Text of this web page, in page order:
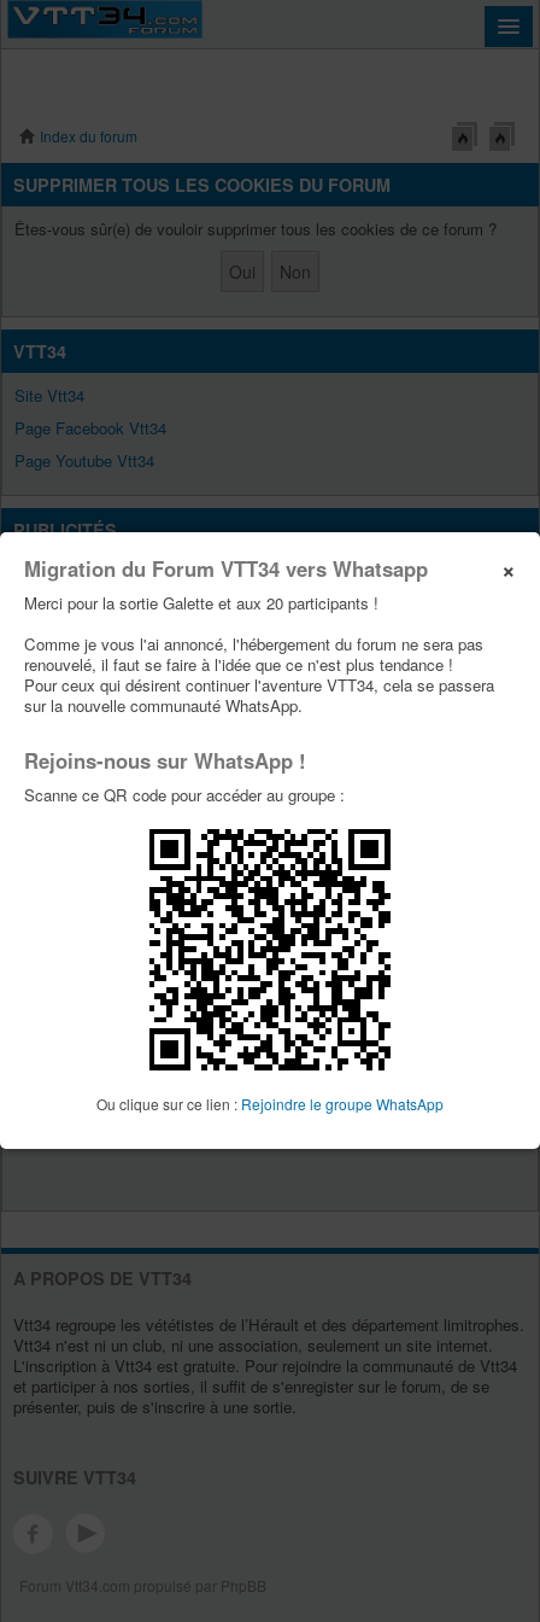
×
Migration du Forum VTT34 vers Whatsapp
Merci pour la sortie Galette et aux 20 participants !
Comme je vous l'ai annoncé, l'hébergement du forum ne sera pas
renouvelé, il faut se faire à l'idée que ce n'est plus tendance !
Pour ceux qui désirent continuer l'aventure VTT34, cela se passera
sur la nouvelle communauté WhatsApp.
Rejoins-nous sur WhatsApp !
Scanne ce QR code pour accéder au groupe :
Ou clique sur ce lien : Rejoindre le groupe WhatsApp
Index du forum
SUPPRIMER TOUS LES COOKIES DU FORUM
Êtes-vous sûr(e) de vouloir supprimer tous les cookies de ce forum ?
VTT34
Site Vtt34
Page Facebook Vtt34
Page Youtube Vtt34
PUBLICITÉS
A PROPOS DE VTT34
Vtt34 regroupe les vététistes de l’Hérault et des département limitrophes.
Vtt34 n'est ni un club, ni une association, seulement un site internet.
L'inscription à Vtt34 est gratuite. Pour rejoindre la communauté de Vtt34
et participer à nos sorties, il suffit de s'enregister sur le forum, de se
présenter, puis de s'inscrire à une sortie.
SUIVRE VTT34
Forum Vtt34.com propulsé par PhpBB